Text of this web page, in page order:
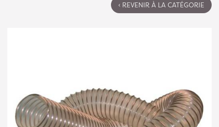
‹ REVENIR À LA CATÉGORIE